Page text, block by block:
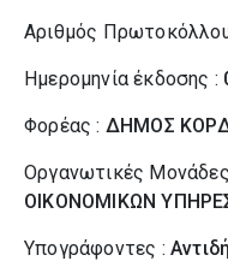
Αριθμός
Ημερομηνία έκδοσης :
Φορέας : ΔΗΜΟΣ
Οργανωτικές
ΟΙΚΟΝΟΜΙΚΩΝ
Υπογράφοντες :